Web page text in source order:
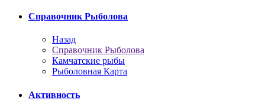
Справочник Рыболова
Назад
Справочник Рыболова
Камчатские рыбы
Рыболовная Карта
Активность